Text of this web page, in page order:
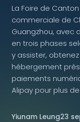
NOUS SUIVRE
La Foire de
commerciale de
Guangzhou, avec
en trois phases
y assister,
hébergement
paiements
Alipay pour plus
Yiunam Leung23